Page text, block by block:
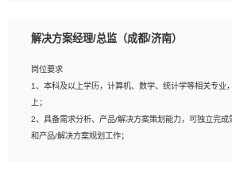
岗位要求：
1、全日制统招本科及以上学历，计算机相关专业毕业，
2、具有扎实的java编程功底和良好的编码习惯，有分布
发经验和性能调优经验尤佳；熟悉JVM调优；掌握基础
平台、云产品功能特性，熟练使用相关平台的功能和了解
解决方案经理/总监（成都/济南）
岗位要求
1、本科及以上学历，计算机、数学、统计学等相关专业
上；
2、具备需求分析、产品/解决方案策划能力，可独立完
和产品/解决方案规划工作；